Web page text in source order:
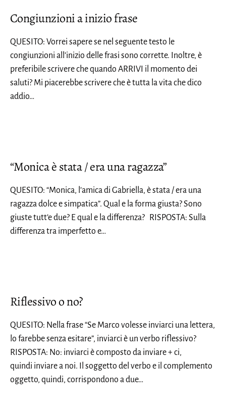
Congiunzioni a inizio frase
QUESITO: Vorrei sapere se nel seguente testo le
congiunzioni all’inizio delle frasi sono corrette. Inoltre, è
preferibile scrivere che quando ARRIVI il momento dei
saluti? Mi piacerebbe scrivere che è tutta la vita che dico
addio…
“Monica è stata / era una ragazza”
QUESITO: “Monica, l’amica di Gabriella, è stata / era una
ragazza dolce e simpatica”. Qual e la forma giusta? Sono
giuste tutt’e due? E qual e la differenza? RISPOSTA: Sulla
differenza tra imperfetto e…
Riflessivo o no?
QUESITO: Nella frase “Se Marco volesse inviarci una lettera,
lo farebbe senza esitare”, inviarci è un verbo riflessivo?
RISPOSTA: No: inviarci è composto da inviare + ci,
quindi inviare a noi. Il soggetto del verbo e il complemento
oggetto, quindi, corrispondono a due…